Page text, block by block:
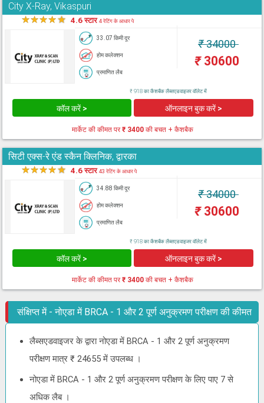
City X-Ray, Vikaspuri
★★★★★ 4.6 स्टार4 रेटिंग के आधार पे
33.07 किमी दूर
होम कलेक्शन
प्रमाणित लैब
₹34000
₹30600
₹ 918 का कैशबैक लैब्सएडवाइजर वॉलेट में
कॉल करें > ऑनलाइन बुक करें >
मार्केट की कीमत पर₹ 3400 की बचत + कैशबैक
सिटी एक्स-रे एंड स्कैन क्लिनिक, द्वारका
★★★★★ 4.6 स्टार43 रेटिंग के आधार पे
34.88 किमी दूर
होम कलेक्शन
प्रमाणित लैब
₹34000
₹30600
₹ 918 का कैशबैक लैब्सएडवाइजर वॉलेट में
कॉल करें > ऑनलाइन बुक करें >
मार्केट की कीमत पर₹ 3400 की बचत + कैशबैक
संक्षिप्त में - नोएडा में BRCA - 1 और 2 पूर्ण अनुक्रमण परीक्षण की कीमत
लैब्सएडवाइजर के द्वारा नोएडा में BRCA - 1 और 2 पूर्ण अनुक्रमण
परीक्षण मात्र ₹ 24655 में उपलब्ध ।
नोएडा में BRCA - 1 और 2 पूर्ण अनुक्रमण परीक्षण के लिए पाए 7 से
अधिक लैब ।